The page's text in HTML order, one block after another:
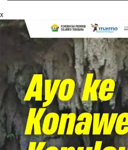
x